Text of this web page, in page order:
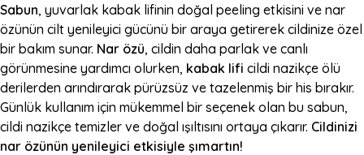
Sabun, yuvarlak kabak lifinin doğal peeling etkisini ve nar
özünün cilt yenileyici gücünü bir araya getirerek cildinize özel
bir bakım sunar. Nar özü, cildin daha parlak ve canlı
görünmesine yardımcı olurken, kabak lifi cildi nazikçe ölü
derilerden arındırarak pürüzsüz ve tazelenmiş bir his bırakır.
Günlük kullanım için mükemmel bir seçenek olan bu sabun,
cildi nazikçe temizler ve doğal ışıltısını ortaya çıkarır. Cildinizi
nar özünün yenileyici etkisiyle şımartın!